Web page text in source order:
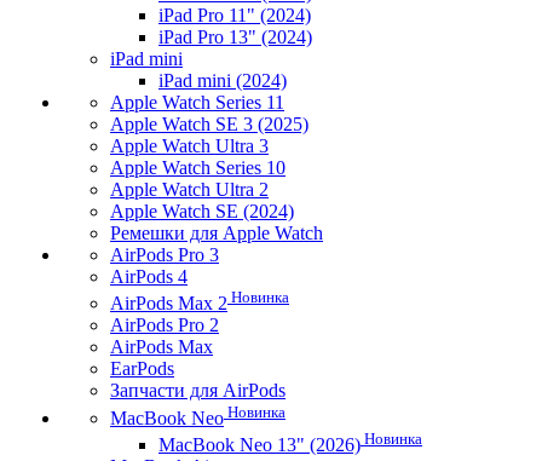
iPad Pro 11" (2024)
iPad Pro 13" (2024)
iPad mini
iPad mini (2024)
Apple Watch Series 11
Apple Watch SE 3 (2025)
Apple Watch Ultra 3
Apple Watch Series 10
Apple Watch Ultra 2
Apple Watch SE (2024)
Ремешки для Apple Watch
AirPods Pro 3
AirPods 4
AirPods Max 2 Новинка
AirPods Pro 2
AirPods Max
EarPods
Запчасти для AirPods
MacBook Neo Новинка
MacBook Neo 13" (2026) Новинка